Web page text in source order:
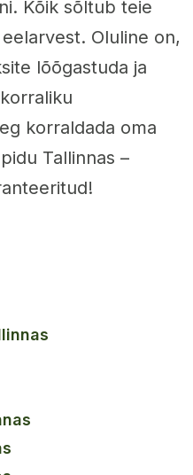
Kõik sõltub teie
Oluline on,
lõõgastuda ja
korraldada oma
Tallinnas –